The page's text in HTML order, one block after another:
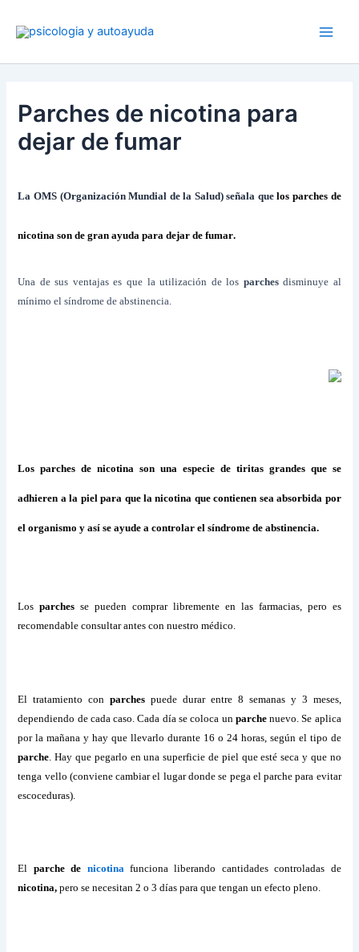
Parches de nicotina para
dejar de fumar
La OMS (Organización Mundial de la Salud) señala quelosparches de
nicotinason de gran ayudapara dejar de fumar.
Una de sus ventajas es que la utilización de los parchesdisminuye al
mínimo el síndrome de abstinencia.
Losparches de nicotina son una especie de tiritas grandes que se
adhieren a la piel para que la nicotina que contienen sea absorbida por
el organismo y así se ayude a controlar el síndrome de abstinencia.
Losparches se pueden comprar libremente en las farmacias, pero es
recomendable consultar antes con nuestro médico.
El tratamiento conparches puede durar entre 8 semanas y 3 meses,
dependiendo de cada caso. Cada día se coloca un parchenuevo. Se aplica
por la mañana y hay que llevarlo durante 16 o 24 horas, según el tipo de
parche . Hay que pegarlo en una superficie de piel que esté seca y que no
tenga vello (conviene cambiar el lugar donde se pega el parche para evitar
escoceduras).
El parche de nicotina funciona liberando cantidades controladas de
nicotina, pero se necesitan 2 o 3 días para que tengan un efecto pleno.